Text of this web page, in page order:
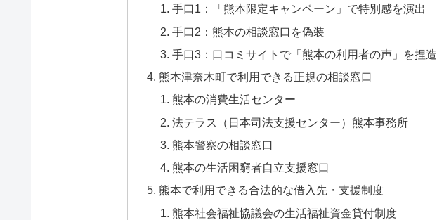
手口1：「熊本限定キャンペーン」で特別感を演出
手口2：熊本の相談窓口を偽装
手口3：口コミサイトで「熊本の利用者の声」を捏造
熊本津奈木町で利用できる正規の相談窓口
熊本の消費生活センター
法テラス（日本司法支援センター）熊本事務所
熊本警察の相談窓口
熊本の生活困窮者自立支援窓口
熊本で利用できる合法的な借入先・支援制度
熊本社会福祉協議会の生活福祉資金貸付制度